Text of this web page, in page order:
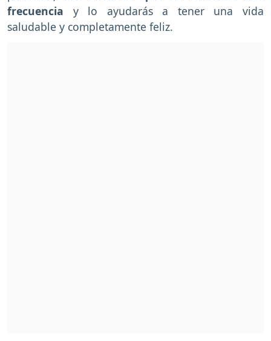
frecuencia y lo ayudarás a tener una vida
saludable y completamente feliz.